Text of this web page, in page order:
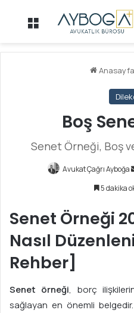
Menü
Anasayfa
Boş
Senet Örneği, Boş
Avukat Çağrı Ayboğa
5 dakika
Senet Örneği
Nasıl
Rehber]
Senet örneği, borç
sağlayan en önemli belgedir.